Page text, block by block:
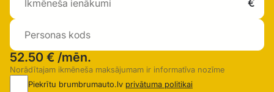
52.50 € /mēn.
Norādītajam ikmēneša maksājumam ir informatīva nozīme
Piekrītu brumbrumauto.lv privātuma politikai